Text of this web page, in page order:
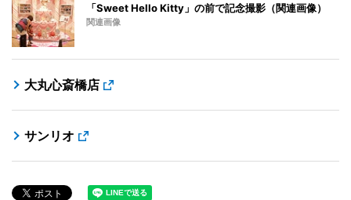
「Sweet Hello Kitty」の前で記念撮影（関連画像）
関連画像
大丸心斎橋店
サンリオ